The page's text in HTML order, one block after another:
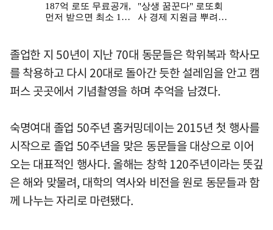
졸업한 지 50년이 지난 70대 동문들은 학위복과 학사모
를 착용하고 다시 20대로 돌아간 듯한 설레임을 안고 캠
퍼스 곳곳에서 기념촬영을 하며 추억을 남겼다.
숙명여대 졸업 50주년 홈커밍데이는 2015년 첫 행사를
시작으로 졸업 50주년을 맞은 동문들을 대상으로 이어
오는 대표적인 행사다. 올해는 창학 120주년이라는 뜻깊
은 해와 맞물려, 대학의 역사와 비전을 원로 동문들과 함
께 나누는 자리로 마련됐다.